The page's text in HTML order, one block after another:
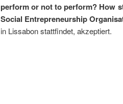
perform or not to perform? How
Social Entrepreneurship
in Lissabon stattfindet, akzeptiert.